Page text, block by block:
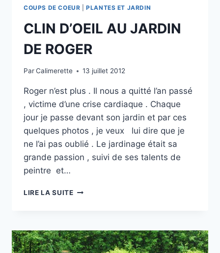
COUPS DE COEUR |PLANTES ET JARDIN
CLIN D’OEIL AU JARDIN
DE ROGER
ParCalimerette 13 juillet 2012
Roger n’est plus . Il nous a quitté l’an passé
, victime d’une crise cardiaque . Chaque
jour je passe devant son jardin et par ces
quelques photos , je veux lui dire que je
ne l’ai pas oublié . Le jardinage était sa
grande passion , suivi de ses talents de
peintre et…
LIRE LA SUITECLIN
DE
ROGER